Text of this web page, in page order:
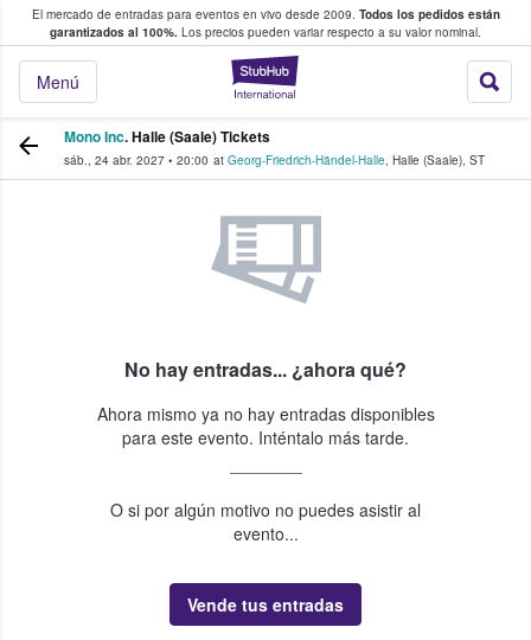
El mercado de entradas para eventos en vivo desde 2009. Todos los pedidos están
garantizados al 100%. Los precios pueden variar respecto a su valor nominal.
StubHub:
Menú
y venta de entradas entre fans
Mono Inc. Halle (Saale) Tickets
sáb., 24 abr. 2027 • 20:00 at Georg-Friedrich-Händel-Halle, Halle (Saale), ST
No hay entradas... ¿ahora qué?
Ahora mismo ya no hay entradas disponibles
para este evento. Inténtalo más tarde.
O si por algún motivo no puedes asistir al
evento...
Vende tus entradas